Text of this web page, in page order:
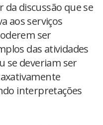
discussão que se
aos serviços
ser
das atividades
se deveriam ser
interpretações